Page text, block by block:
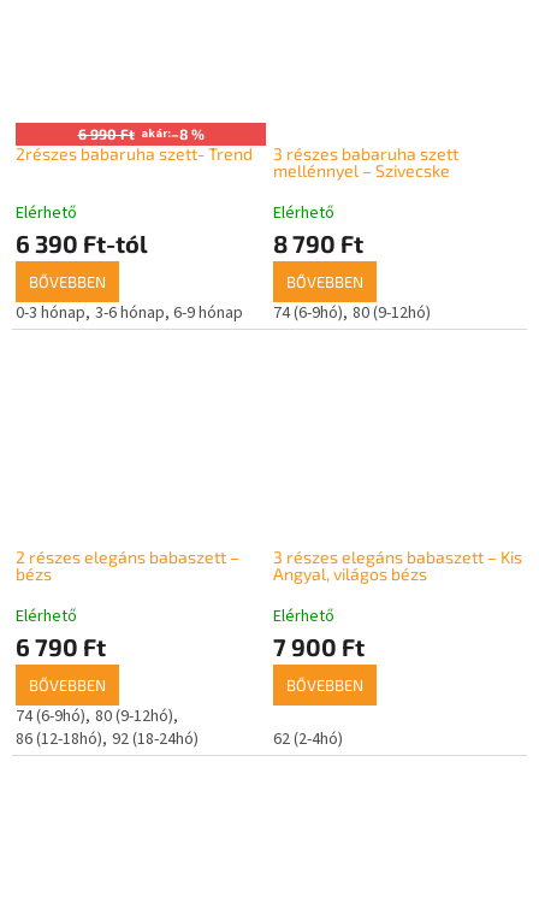
6 990 Ft akár:–8 %
2részes babaruha szett- Trend
Elérhető
6 390 Ft-tól
BŐVEBBEN
0-3 hónap 3-6 hónap 6-9 hónap
3 részes babaruha szett
mellénnyel – Szivecske
Elérhető
8 790 Ft
BŐVEBBEN
74 (6-9hó) 80 (9-12hó)
2 részes elegáns babaszett –
bézs
Elérhető
6 790 Ft
BŐVEBBEN
74 (6-9hó) 80 (9-12hó)
86 (12-18hó) 92 (18-24hó)
3 részes elegáns babaszett – Kis
Angyal, világos bézs
Elérhető
7 900 Ft
BŐVEBBEN
62 (2-4hó)